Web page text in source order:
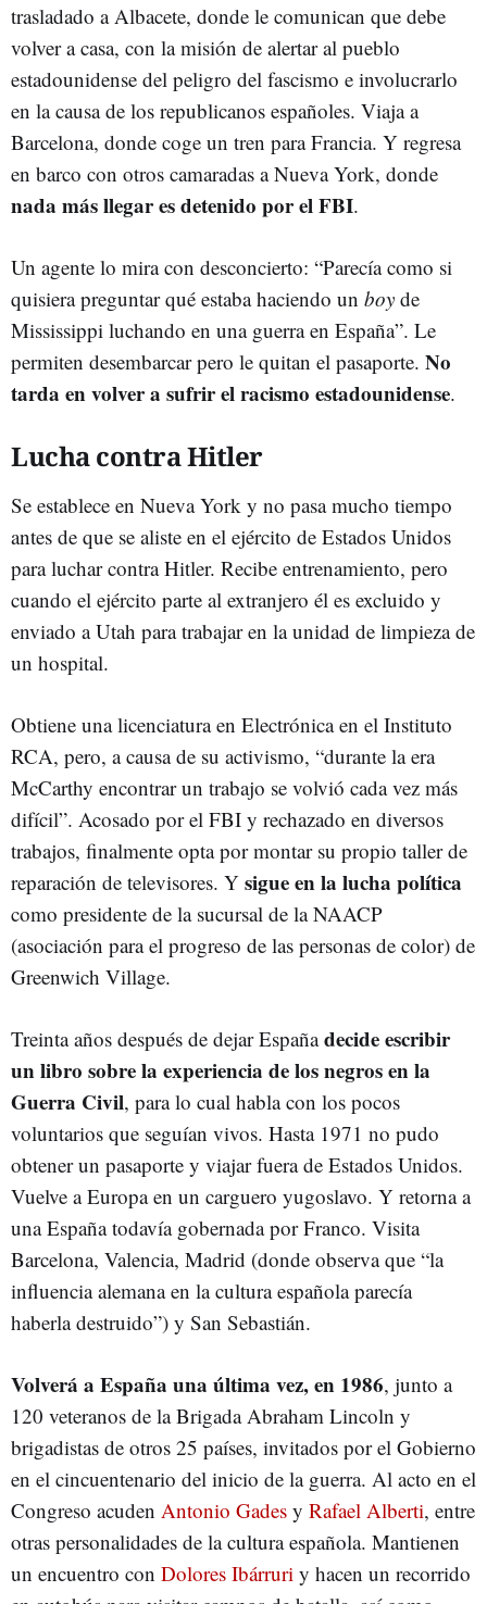
trasladado a Albacete, donde le comunican que debe
volver a casa, con la misión de alertar al pueblo
estadounidense del peligro del fascismo e involucrarlo
en la causa de los republicanos españoles. Viaja a
Barcelona, donde coge un tren para Francia. Y regresa
en barco con otros camaradas a Nueva York, donde
nada más llegar es detenido por el FBI.
Un agente lo mira con desconcierto: “Parecía como si
quisiera preguntar qué estaba haciendo un boy de
Mississippi luchando en una guerra en España”. Le
permiten desembarcar pero le quitan el pasaporte. No
tarda en volver a sufrir el racismo estadounidense.
Lucha contra Hitler
Se establece en Nueva York y no pasa mucho tiempo
antes de que se aliste en el ejército de Estados Unidos
para luchar contra Hitler. Recibe entrenamiento, pero
cuando el ejército parte al extranjero él es excluido y
enviado a Utah para trabajar en la unidad de limpieza de
un hospital.
Obtiene una licenciatura en Electrónica en el Instituto
RCA, pero, a causa de su activismo, “durante la era
McCarthy encontrar un trabajo se volvió cada vez más
difícil”. Acosado por el FBI y rechazado en diversos
trabajos, finalmente opta por montar su propio taller de
reparación de televisores. Y sigue en la lucha política
como presidente de la sucursal de la NAACP
(asociación para el progreso de las personas de color) de
Greenwich Village.
Treinta años después de dejar Españadecide escribir
un libro sobre la experiencia de los negros en la
Guerra Civil, para lo cual habla con los pocos
voluntarios que seguían vivos. Hasta 1971 no pudo
obtener un pasaporte y viajar fuera de Estados Unidos.
Vuelve a Europa en un carguero yugoslavo. Y retorna a
una España todavía gobernada por Franco. Visita
Barcelona, Valencia, Madrid (donde observa que “la
influencia alemana en la cultura española parecía
haberla destruido”) y San Sebastián.
Volverá a España una última vez, en 1986, junto a
120 veteranos de la Brigada Abraham Lincoln y
brigadistas de otros 25 países, invitados por el Gobierno
en el cincuentenario del inicio de la guerra. Al acto en el
Congreso acuden Antonio Gades y Rafael Alberti, entre
otras personalidades de la cultura española. Mantienen
un encuentro con Dolores Ibárruri y hacen un recorrido